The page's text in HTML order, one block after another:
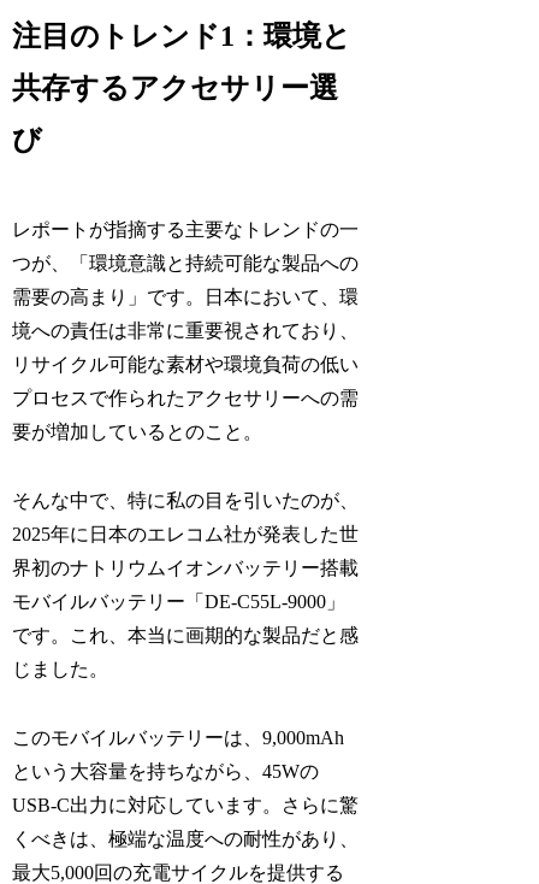
注目のトレンド1：環境と
共存するアクセサリー選
び
レポートが指摘する主要なトレンドの一
つが、「環境意識と持続可能な製品への
需要の高まり」です。日本において、環
境への責任は非常に重要視されており、
リサイクル可能な素材や環境負荷の低い
プロセスで作られたアクセサリーへの需
要が増加しているとのこと。
そんな中で、特に私の目を引いたのが、
2025年に日本のエレコム社が発表した世
界初のナトリウムイオンバッテリー搭載
モバイルバッテリー「DE-C55L-9000」
です。これ、本当に画期的な製品だと感
じました。
このモバイルバッテリーは、9,000mAh
という大容量を持ちながら、45Wの
USB-C出力に対応しています。さらに驚
くべきは、極端な温度への耐性があり、
最大5,000回の充電サイクルを提供する